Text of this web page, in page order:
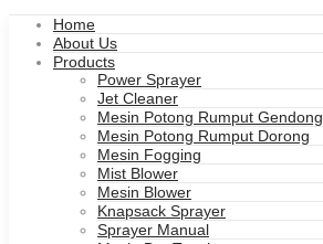
Home
About Us
Products
Power Sprayer
Jet Cleaner
Mesin Potong Rumput Gendong
Mesin Potong Rumput Dorong
Mesin Fogging
Mist Blower
Mesin Blower
Knapsack Sprayer
Sprayer Manual